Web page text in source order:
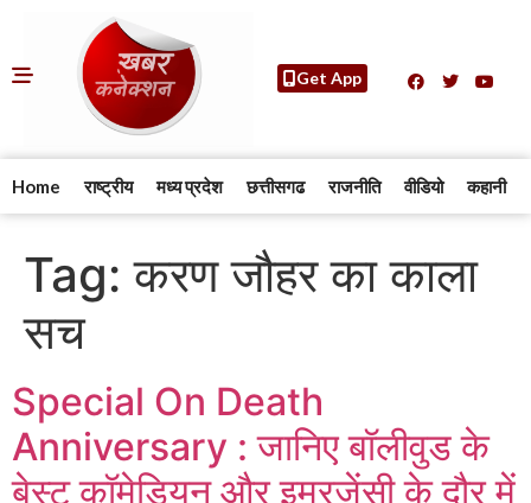
Get App
Home राष्ट्रीय मध्य प्रदेश छत्तीसगढ राजनीति वीडियो कहानी
Tag:करण जौहर का काला
सच
Special On Death
Anniversary : जानिए बॉलीवुड के
बेस्ट कॉमेडियन और इमरजेंसी के दौर में